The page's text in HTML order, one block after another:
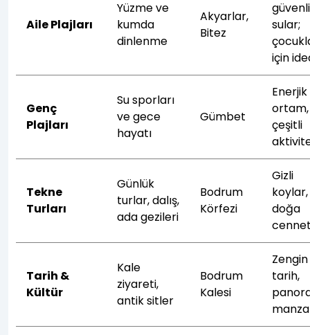
Aile Plajları
Yüzme ve
kumda
dinlenme
Akyarlar,
Bitez
güvenli
sular;
için
Genç
Plajları
Su sporları
ve gece
hayatı
Gümbet
Enerjik
ortam,
çeşitli
Tekne
Turları
Günlük
turlar, dalış,
ada gezileri
Bodrum
Körfezi
Gizli
koylar,
doğa
Tarih &
Kültür
Kale
ziyareti,
antik sitler
Bodrum
Kalesi
Zengin
tarih,